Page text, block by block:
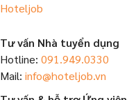
Hoteljob
Tư vấn Nhà tuyển dụng
Hotline: 091.949.0330
Mail: info@hoteljob.vn